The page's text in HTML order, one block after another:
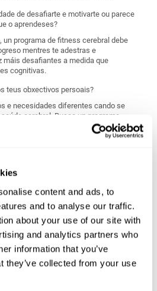
content and ads, to
and to analyse our traffic.
about your use of our site with
and analytics partners who
information that you’ve
they’ve collected from your use
de desafiarte e motivarte ou parece
o aprendeses?
un programa de fitness cerebral debe
mentres te adestras e
desafiantes a medida que
cognitivas.
teus obxectivos persoais?
e necesidades diferentes cando se
cerebral. Busca un programa
medir as túas capacidades
de adestramento personalizado
cerebrais producen grandes
son moi intensos e difíciles de
graduales e non ser o
ti. Debes escoller un programa
e que logo axuste a dificultade das
e estilo de adestramento
de facer o programa ou sería demasiado